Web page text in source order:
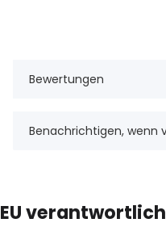
Bewertungen
Benachrichtigen, wenn
EU